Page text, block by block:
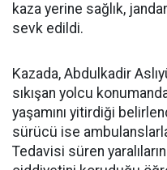
kaza yerine sağlık,
sevk edildi.
Kazada, Abdulkadir
sıkışan yolcu
yaşamını yitirdiği
sürücü ise
Tedavisi süren